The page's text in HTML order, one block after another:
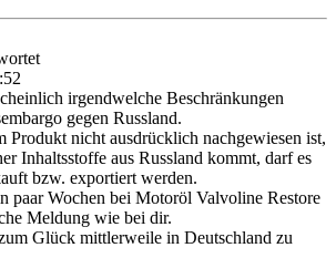
irgendwelche Beschränkungen
gegen Russland.
Produkt nicht ausdrücklich nachgewiesen ist,
Inhaltsstoffe aus Russland kommt, darf es
bzw. exportiert werden.
paar Wochen bei Motoröl Valvoline Restore
Meldung wie bei dir.
Glück mittlerweile in Deutschland zu